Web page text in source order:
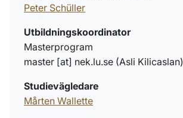
Peter Schüller
Utbildningskoordinator
Masterprogram
master [at] nek.lu.se (Asli Kilicaslan)
Studievägledare
Mårten Wallette